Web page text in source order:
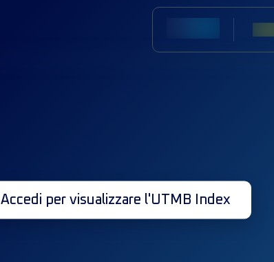
Accedi per visualizzare l'UTMB Index